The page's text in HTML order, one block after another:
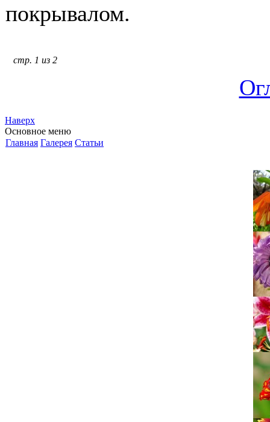
покрывалом.
стр. 1 из 2
Наверх
Основное меню
Главная Галерея Статьи